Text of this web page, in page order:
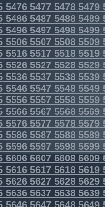
54765477 54785479
54865487 54885489
54965497 54985499
55065507 55085509
55165517 55185519
5526552755285529
55365537 55385539
55465547 55485549
55565557 55585559
55665567 55685569
55765577 55785579
55865587 55885589
55965597 55985599
5606560756085609
5616561756185619
5626562756285629
5636563756385639
5646564756485649